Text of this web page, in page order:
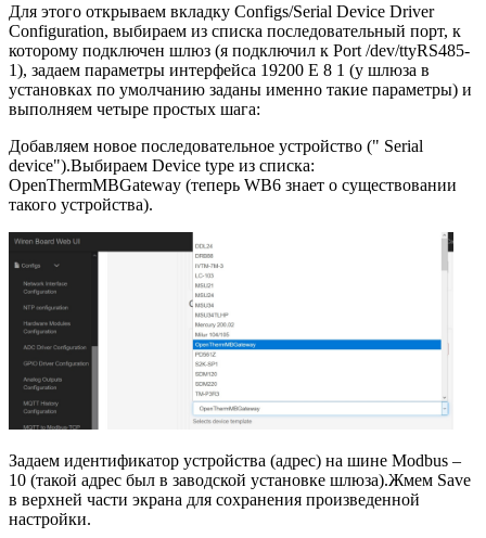
Для этого открываем вкладку Configs/Serial Device Driver
Configuration, выбираем из списка последовательный порт, к
которому подключен шлюз (я подключил к Port /dev/ttyRS485-
1), задаем параметры интерфейса 19200 E 8 1 (у шлюза в
установках по умолчанию заданы именно такие параметры) и
выполняем четыре простых шага:
Добавляем новое последовательное устройство (" Serial
device").Выбираем Device type из списка:
OpenThermMBGateway (теперь WB6 знает о существовании
такого устройства).
Задаем идентификатор устройства (адрес) на шине Modbus –
10 (такой адрес был в заводской установке шлюза).Жмем Save
в верхней части экрана для сохранения произведенной
настройки.